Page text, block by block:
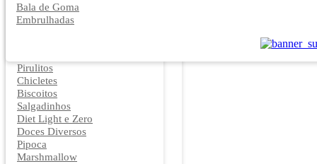
Bala de Goma
Embrulhadas
Pirulitos
Chicletes
Biscoitos
Salgadinhos
Diet Light e Zero
Doces Diversos
Pipoca
Marshmallow